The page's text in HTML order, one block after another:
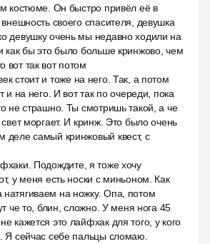
костюме. Он быстро привёл её в
своего спасителя, девушка
девушку очень мы недавно ходили на
как бы это было больше кринжово, чем
вот так вот потом
стоит и тоже на него. Так, а потом
и на него. И вот так по очереди, пока
не страшно. Ты смотришь такой, а че
свет моргает. И кринж. Это было очень
деле самый кринжовый квест, с
Подождите, я тоже хочу
у меня есть носки с миньоном. Как
на ножку. Опа, потом
че то, блин, сложно. У меня нога 45
кажется это лайфхак для того, у кого
Я сейчас себе пальцы сломаю.